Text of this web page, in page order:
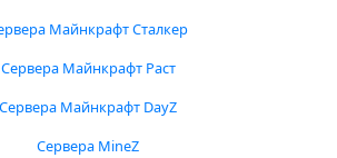
Майнкрафт Сталкер
Сервера Майнкрафт Раст
Сервера Майнкрафт DayZ
Сервера MineZ